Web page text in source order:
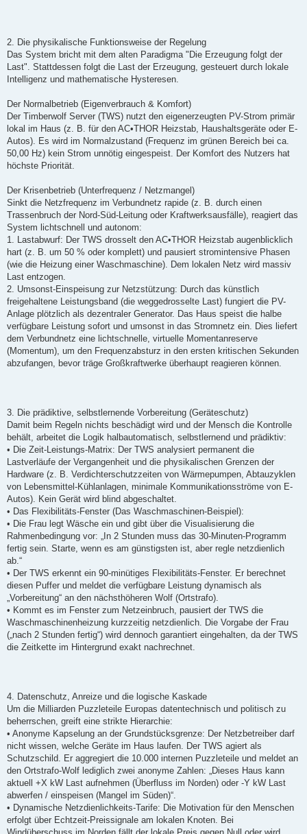
2. Die physikalische Funktionsweise der Regelung
Das System bricht mit dem alten Paradigma "Die Erzeugung folgt der
Last". Stattdessen folgt die Last der Erzeugung, gesteuert durch lokale
Intelligenz und mathematische Hysteresen.
Der Normalbetrieb (Eigenverbrauch & Komfort)
Der Timberwolf Server (TWS) nutzt den eigenerzeugten PV-Strom primär
lokal im Haus (z. B. für den AC•THOR Heizstab, Haushaltsgeräte oder E-
Autos). Es wird im Normalzustand (Frequenz im grünen Bereich bei ca.
50,00 Hz) kein Strom unnötig eingespeist. Der Komfort des Nutzers hat
höchste Priorität.
Der Krisenbetrieb (Unterfrequenz / Netzmangel)
Sinkt die Netzfrequenz im Verbundnetz rapide (z. B. durch einen
Trassenbruch der Nord-Süd-Leitung oder Kraftwerksausfälle), reagiert das
System lichtschnell und autonom:
1. Lastabwurf: Der TWS drosselt den AC•THOR Heizstab augenblicklich
hart (z. B. um 50 % oder komplett) und pausiert stromintensive Phasen
(wie die Heizung einer Waschmaschine). Dem lokalen Netz wird massiv
Last entzogen.
2. Umsonst-Einspeisung zur Netzstützung: Durch das künstlich
freigehaltene Leistungsband (die weggedrosselte Last) fungiert die PV-
Anlage plötzlich als dezentraler Generator. Das Haus speist die halbe
verfügbare Leistung sofort und umsonst in das Stromnetz ein. Dies liefert
dem Verbundnetz eine lichtschnelle, virtuelle Momentanreserve
(Momentum), um den Frequenzabsturz in den ersten kritischen Sekunden
abzufangen, bevor träge Großkraftwerke überhaupt reagieren können.
3. Die prädiktive, selbstlernende Vorbereitung (Geräteschutz)
Damit beim Regeln nichts beschädigt wird und der Mensch die Kontrolle
behält, arbeitet die Logik halbautomatisch, selbstlernend und prädiktiv:
• Die Zeit-Leistungs-Matrix: Der TWS analysiert permanent die
Lastverläufe der Vergangenheit und die physikalischen Grenzen der
Hardware (z. B. Verdichterschutzzeiten von Wärmepumpen, Abtauzyklen
von Lebensmittel-Kühlanlagen, minimale Kommunikationsströme von E-
Autos). Kein Gerät wird blind abgeschaltet.
• Das Flexibilitäts-Fenster (Das Waschmaschinen-Beispiel):
• Die Frau legt Wäsche ein und gibt über die Visualisierung die
Rahmenbedingung vor: „In 2 Stunden muss das 30-Minuten-Programm
fertig sein. Starte, wenn es am günstigsten ist, aber regle netzdienlich
ab.“
• Der TWS erkennt ein 90-minütiges Flexibilitäts-Fenster. Er berechnet
diesen Puffer und meldet die verfügbare Leistung dynamisch als
„Vorbereitung“ an den nächsthöheren Wolf (Ortstrafo).
• Kommt es im Fenster zum Netzeinbruch, pausiert der TWS die
Waschmaschinenheizung kurzzeitig netzdienlich. Die Vorgabe der Frau
(„nach 2 Stunden fertig“) wird dennoch garantiert eingehalten, da der TWS
die Zeitkette im Hintergrund exakt nachrechnet.
4. Datenschutz, Anreize und die logische Kaskade
Um die Milliarden Puzzleteile Europas datentechnisch und politisch zu
beherrschen, greift eine strikte Hierarchie:
• Anonyme Kapselung an der Grundstücksgrenze: Der Netzbetreiber darf
nicht wissen, welche Geräte im Haus laufen. Der TWS agiert als
Schutzschild. Er aggregiert die 10.000 internen Puzzleteile und meldet an
den Ortstrafo-Wolf lediglich zwei anonyme Zahlen: „Dieses Haus kann
aktuell +X kW Last aufnehmen (Überfluss im Norden) oder -Y kW Last
abwerfen / einspeisen (Mangel im Süden)“.
• Dynamische Netzdienlichkeits-Tarife: Die Motivation für den Menschen
erfolgt über Echtzeit-Preissignale am lokalen Knoten. Bei